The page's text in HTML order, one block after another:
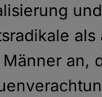
als
an,